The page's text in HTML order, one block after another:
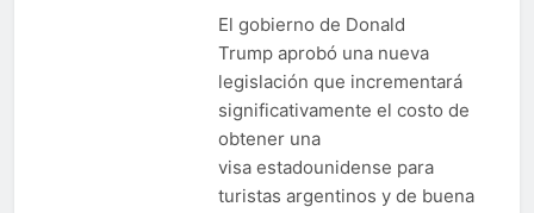
El gobierno de Donald
Trump aprobó una nueva
legislación que incrementará
significativamente el costo de
obtener una
visa estadounidense para
turistas argentinos y de buena